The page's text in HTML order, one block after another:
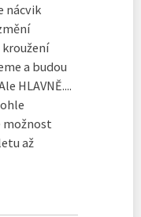
nácvik
a budou
HLAVNĚ....
možnost
až